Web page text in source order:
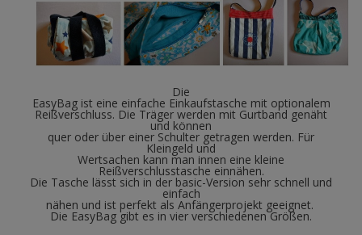
Die
EasyBag ist eine einfache Einkaufstasche mit optionalem
Reißverschluss. Die Träger werden mit Gurtband genäht
und können
quer oder über einer Schulter getragen werden. Für
Kleingeld und
Wertsachen kann man innen eine kleine
Reißverschlusstasche einnähen.
Die Tasche lässt sich in der basic-Version sehr schnell und
einfach
nähen und ist perfekt als Anfängerprojekt geeignet.
Die EasyBag gibt es in vier verschiedenen Größen.